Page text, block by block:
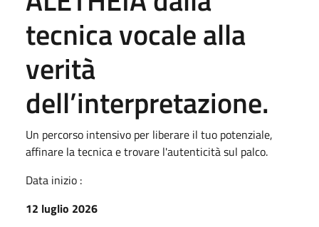
tecnica vocale alla
verità
dell’interpretazione.
Un percorso intensivo per liberare il tuo potenziale,
affinare la tecnica e trovare l'autenticità sul palco.
Data inizio :
12 luglio 2026